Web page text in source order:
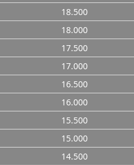
18.500
18.000
17.500
17.000
16.500
16.000
15.500
15.000
14.500